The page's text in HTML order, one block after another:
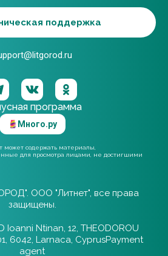
программа
Много.ру
содержать материалы,
для просмотра лицами, не достигшими
поддержка
ООО "Литнет", все права
защищены.
Ioanni Ntinan, 12, THEODOROU
6042, Larnaca, CyprusPayment
agent